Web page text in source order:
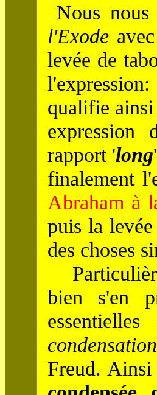
Nous
l'Exode
levée de
l'expression:
qualifie ainsi
expression
rapport 'long
finalement
Abraham à
puis la
des choses
bien s'en
condensation
Freud. Ainsi